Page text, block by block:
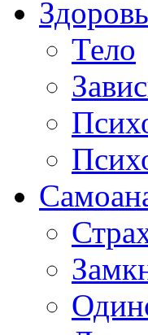
Тело